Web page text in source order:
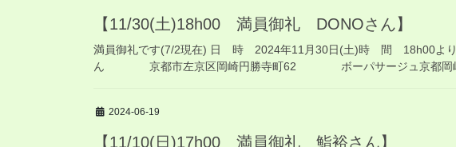
【11/30(土)18h00 満員御礼 DONOさん】
満員御礼です(7/2現在) 日 時 2024年11月30日(土)時 間 18h00よ
ん 京都市左京区岡崎円勝寺町62 ボーパサージュ京都
2024-06-19
【11/10(日)17h00 満員御礼 鮨裕さん】